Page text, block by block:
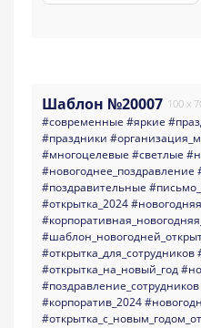
Шаблон №20007 100 x
#современные #яркие
#праздники
#многоцелевые #светлые
#новогоднее_поздравление
#поздравительные
#открытка_2024
#открытка_для_сотрудников
#открытка_на_новый_год
#поздравление_сотрудников
#корпоратив_2024